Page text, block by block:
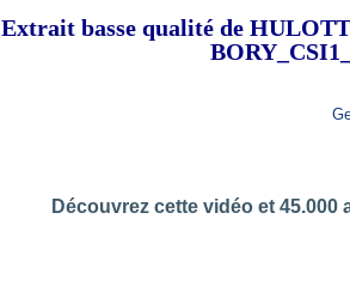
Extrait basse qualité de
Découvrez cette vidéo et